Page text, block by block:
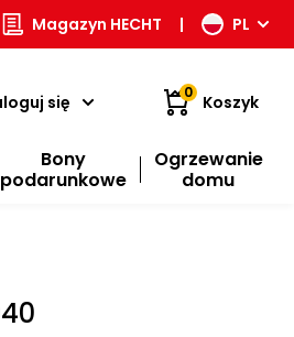
Magazyn HECHT | PL
się 0 Koszyk
Bony
podarunkowe
Ogrzewanie
domu